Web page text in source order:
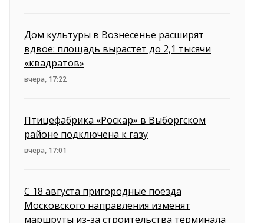
Дом культуры в Вознесенье расширят
вдвое: площадь вырастет до 2,1 тысячи
«квадратов»
вчера, 17:22
Птицефабрика «Роскар» в Выборгском
районе подключена к газу
вчера, 17:01
С 18 августа пригородные поезда
Московского направления изменят
маршруты из-за строительства терминала